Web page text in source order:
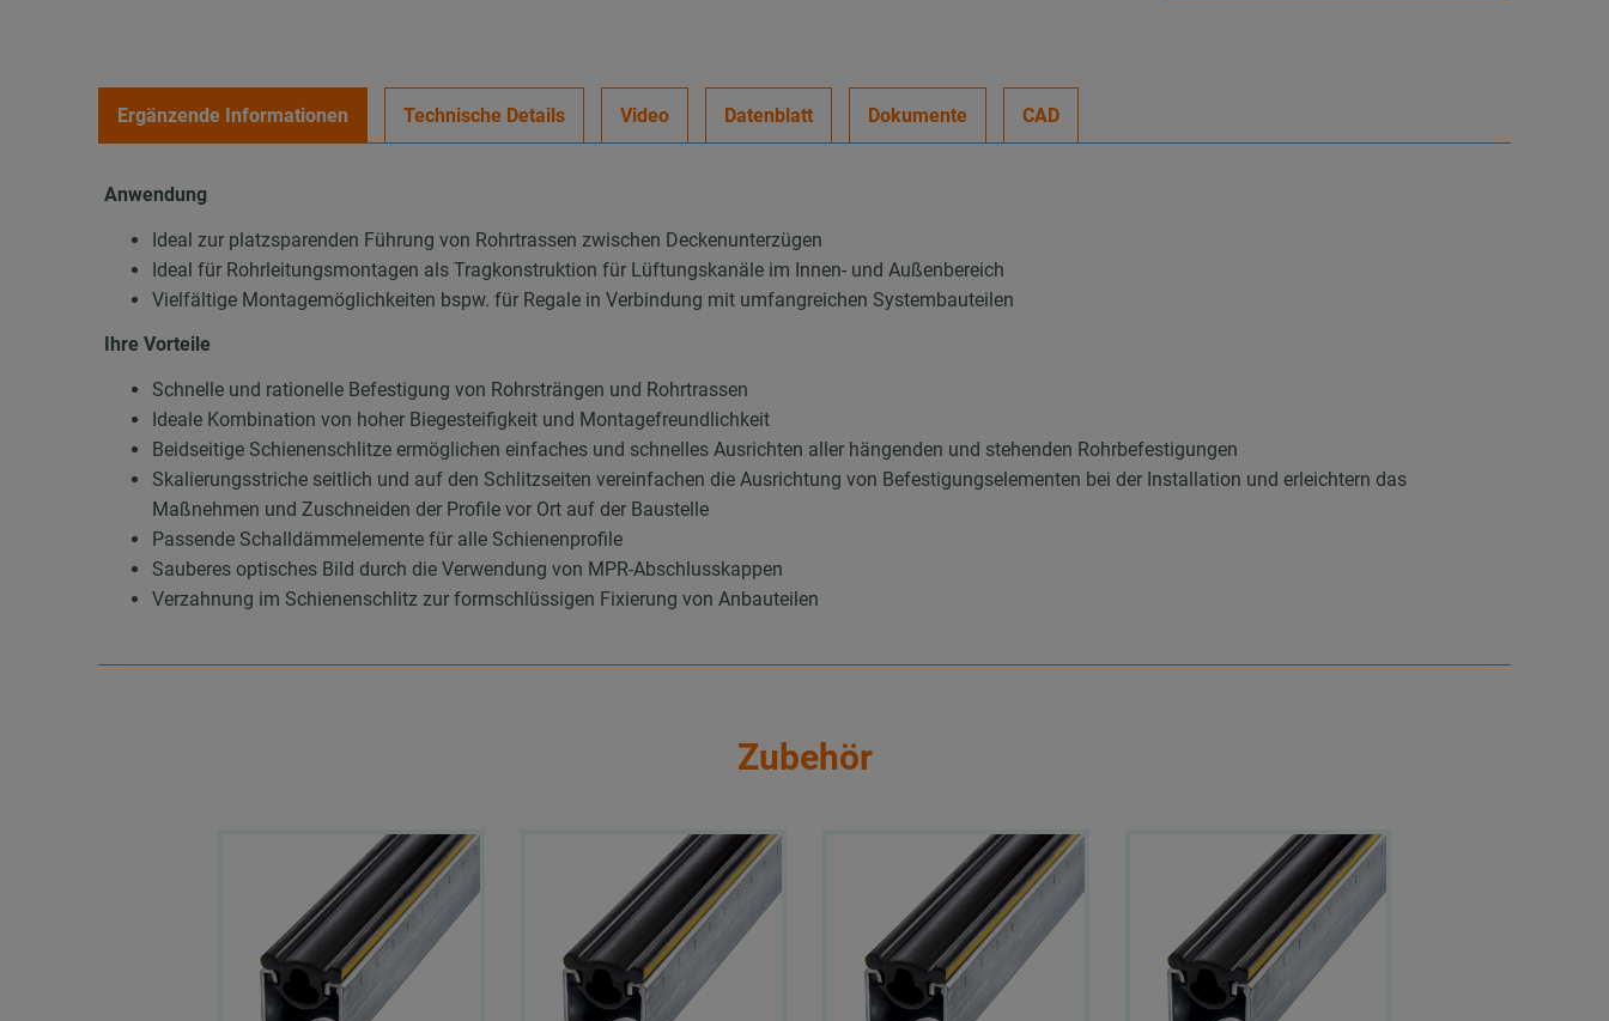
Ergänzende Informationen Technische Details Video Datenblatt Dokumente CAD
Anwendung
Ideal zur platzsparenden Führung von Rohrtrassen zwischen Deckenunterzügen
Ideal für Rohrleitungsmontagen als Tragkonstruktion für Lüftungskanäle im Innen- und Außenbereich
Vielfältige Montagemöglichkeiten bspw. für Regale in Verbindung mit umfangreichen Systembauteilen
Ihre Vorteile
Schnelle und rationelle Befestigung von Rohrsträngen und Rohrtrassen
Ideale Kombination von hoher Biegesteifigkeit und Montagefreundlichkeit
Beidseitige Schienenschlitze ermöglichen einfaches und schnelles Ausrichten aller hängenden und stehenden Rohrbefestigungen
Skalierungsstriche seitlich und auf den Schlitzseiten vereinfachen die Ausrichtung von Befestigungselementen bei der Installation und erleichtern das
Maßnehmen und Zuschneiden der Profile vor Ort auf der Baustelle
Passende Schalldämmelemente für alle Schienenprofile
Sauberes optisches Bild durch die Verwendung von MPR-Abschlusskappen
Verzahnung im Schienenschlitz zur formschlüssigen Fixierung von Anbauteilen
Zubehör